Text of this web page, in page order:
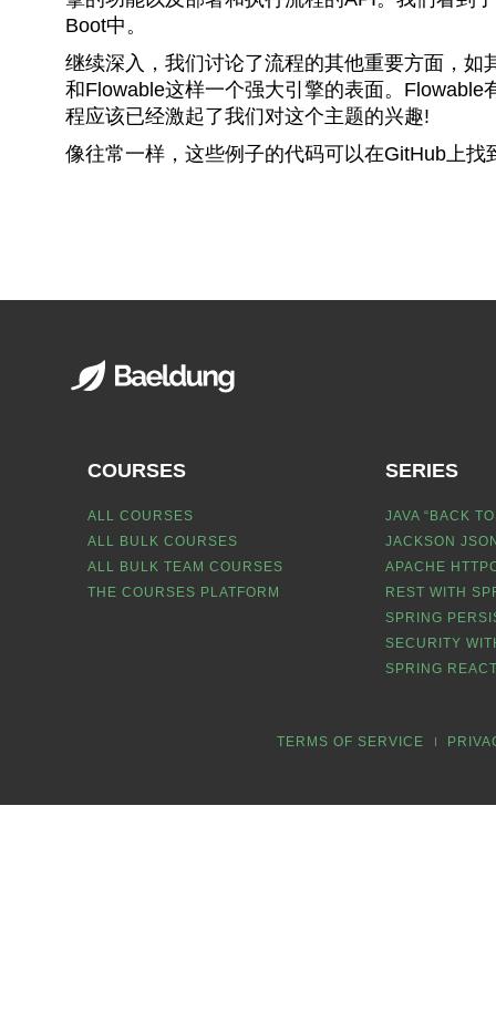
Boot中。
继续深入，我们讨论了流程的其他重要方面，
和Flowable这样一个强大引擎的表面。
程应该已经激起了我们对这个主题的兴趣!
像往常一样，这些例子的代码可以在GitHub上找
COURSES
ALL COURSES
ALL BULK COURSES
ALL BULK TEAM COURSES
THE COURSES PLATFORM
SERIES
JAVA “BACK
JACKSON
APACHE
REST WITH
SPRING
SECURITY
SPRING
TERMS OF SERVICE